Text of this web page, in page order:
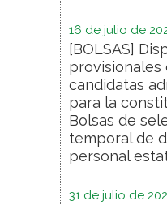
16 de julio de
[BOLSAS]
provisionales
candidatas
para la
Bolsas de
temporal de
personal
31 de julio de